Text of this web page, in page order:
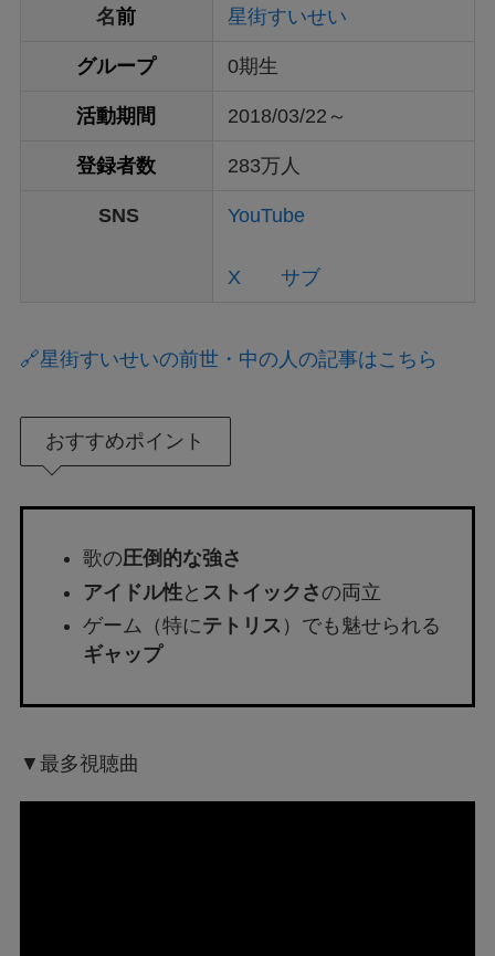
名前 星街すいせい
グループ 0期生
活動期間 2018/03/22～
登録者数 283万人
SNS YouTube
X サブ
🔗星街すいせいの前世・中の人の記事はこちら
おすすめポイント
歌の圧倒的な強さ
アイドル性と ストイックさの両立
ゲーム（特にテトリス ）でも魅せられる
ギャップ
▼最多視聴曲